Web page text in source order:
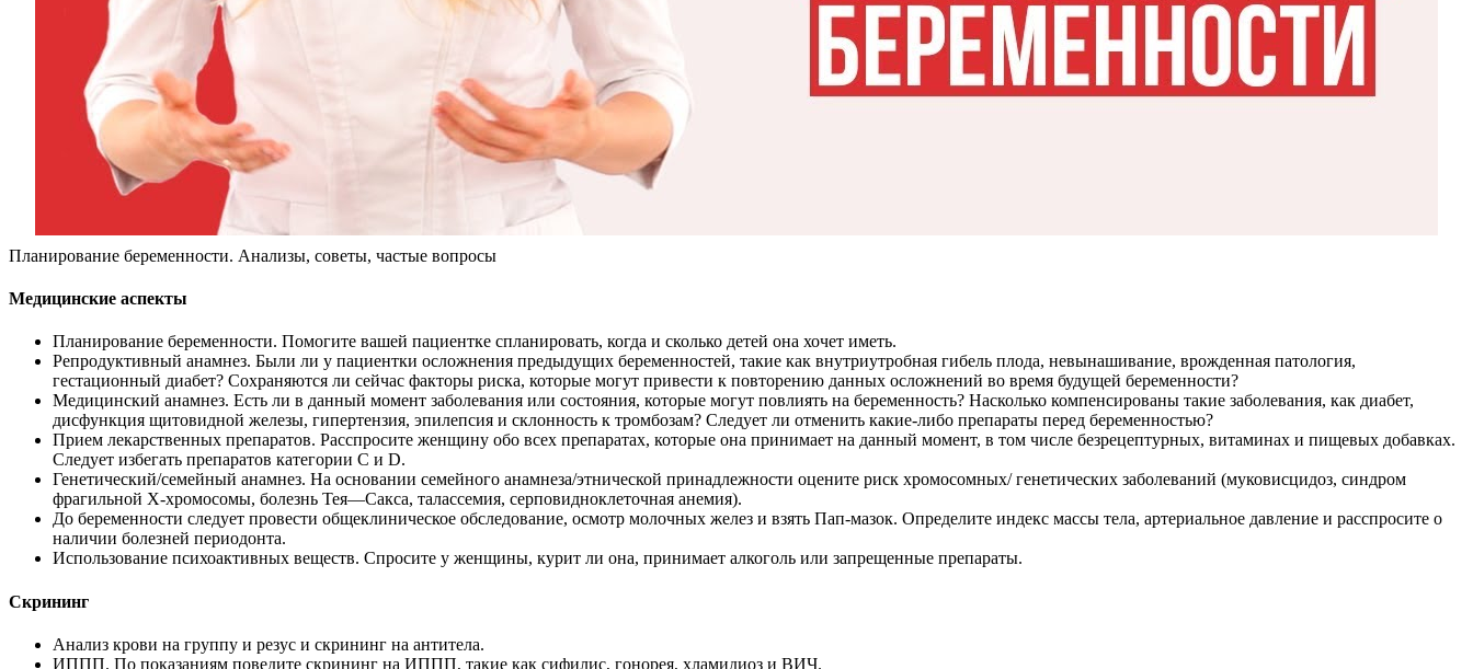
Планирование беременности. Анализы, советы, частые вопросы
Медицинские аспекты
Планирование беременности. Помогите вашей пациентке спланировать, когда и сколько детей она хочет иметь.
Репродуктивный анамнез. Были ли у пациентки осложнения предыдущих беременностей, такие как внутриутробная гибель плода, невынашивание, врожденная патология,
гестационный диабет? Сохраняются ли сейчас факторы риска, которые могут привести к повторению данных осложнений во время будущей беременности?
Медицинский анамнез. Есть ли в данный момент заболевания или состояния, которые могут повлиять на беременность? Насколько компенсированы такие заболевания, как диабет,
дисфункция щитовидной железы, гипертензия, эпилепсия и склонность к тромбозам? Следует ли отменить какие-либо препараты перед беременностью?
Прием лекарственных препаратов. Расспросите женщину обо всех препаратах, которые она принимает на данный момент, в том числе безрецептурных, витаминах и пищевых добавках.
Следует избегать препаратов категории С и D.
Генетический/семейный анамнез. На основании семейного анамнеза/этнической принадлежности оцените риск хромосомных/ генетических заболеваний (муковисцидоз, синдром
фрагильной Х-хромосомы, болезнь Тея—Сакса, талассемия, серповидноклеточная анемия).
До беременности следует провести общеклиническое обследование, осмотр молочных желез и взять Пап-мазок. Определите индекс массы тела, артериальное давление и расспросите о
наличии болезней периодонта.
Использование психоактивных веществ. Спросите у женщины, курит ли она, принимает алкоголь или запрещенные препараты.
Скрининг
Анализ крови на группу и резус и скрининг на антитела.
ИППП. По показаниям поведите скрининг на ИППП, такие как сифилис, гонорея, хламидиоз и ВИЧ.